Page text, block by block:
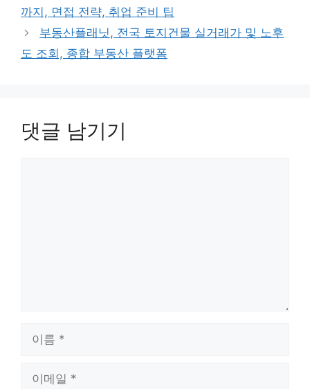
까지, 면접 전략, 취업 준비 팁
부동산플래닛, 전국 토지건물 실거래가 및 노후
도 조회, 종합 부동산 플랫폼
댓글 남기기